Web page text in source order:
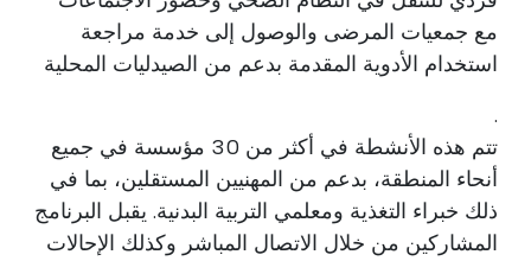
مع جمعيات المرضى والوصول إلى خدمة مراجعة
استخدام الأدوية المقدمة بدعم من الصيدليات المحلية
.
تتم هذه الأنشطة في أكثر من 30 مؤسسة في جميع
أنحاء المنطقة، بدعم من المهنيين المستقلين، بما في
ذلك خبراء التغذية ومعلمي التربية البدنية. يقبل البرنامج
المشاركين من خلال الاتصال المباشر وكذلك الإحالات